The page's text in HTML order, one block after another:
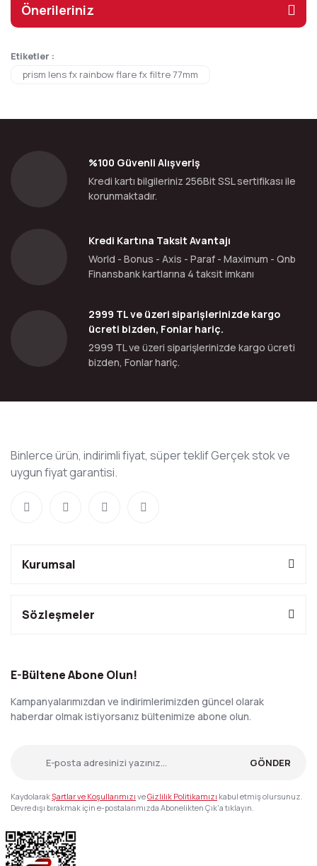
Önerileriniz
Etiketler :
prism lens fx rainbow flare fx filtre 77mm
%100 Güvenli Alışveriş
Kredi kartı bilgileriniz 256Bit SSL sertifikası ile
korunmaktadır.
Kredi Kartına Taksit Avantajı
World - Bonus - Axis - Paraf - Maximum - Qnb
Finansbank kartlarına 4 taksit imkanı
2999 TL ve üzeri siparişlerinizde kargo
ücreti bizden, Fonlar hariç.
2999 TL ve üzeri siparişlerinizde kargo ücreti
bizden, Fonlar hariç.
Binlerce ürün, indirimli fiyat, süper teklif Gerçek stok ve
uygun fiyat garantisi.
Kurumsal
Sözleşmeler
E-Bültene Abone Olun!
Kampanyalarımızdan ve indirimlerimizden güncel olarak
haberdar olmak istiyorsanız bültenimize abone olun.
GÖNDER
KaydolarakŞartlar ve Koşullarımızı veGizlilik Politikamızı kabul etmiş olursunuz.
Devre dışı bırakmak için e-postalarımızda Abonelikten Çık'a tıklayın.